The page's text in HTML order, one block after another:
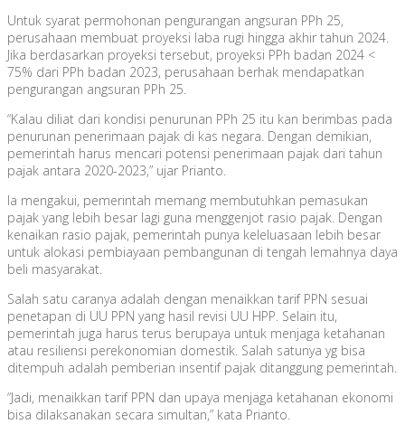
Untuk syarat permohonan pengurangan angsuran PPh 25,
perusahaan membuat proyeksi laba rugi hingga akhir tahun 2024.
Jika berdasarkan proyeksi tersebut, proyeksi PPh badan 2024 <
75% dari PPh badan 2023, perusahaan berhak mendapatkan
pengurangan angsuran PPh 25.
“Kalau diliat dari kondisi penurunan PPh 25 itu kan berimbas pada
penurunan penerimaan pajak di kas negara. Dengan demikian,
pemerintah harus mencari potensi penerimaan pajak dari tahun
pajak antara 2020-2023,” ujar Prianto.
Ia mengakui, pemerintah memang membutuhkan pemasukan
pajak yang lebih besar lagi guna menggenjot rasio pajak. Dengan
kenaikan rasio pajak, pemerintah punya keleluasaan lebih besar
untuk alokasi pembiayaan pembangunan di tengah lemahnya daya
beli masyarakat.
Salah satu caranya adalah dengan menaikkan tarif PPN sesuai
penetapan di UU PPN yang hasil revisi UU HPP. Selain itu,
pemerintah juga harus terus berupaya untuk menjaga ketahanan
atau resiliensi perekonomian domestik. Salah satunya yg bisa
ditempuh adalah pemberian insentif pajak ditanggung pemerintah.
“Jadi, menaikkan tarif PPN dan upaya menjaga ketahanan ekonomi
bisa dilaksanakan secara simultan,” kata Prianto.